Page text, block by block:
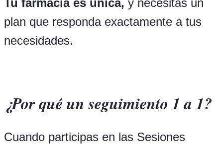
plan que responda exactamente a tus
necesidades.
¿Por qué un seguimiento 1 a 1?
Cuando participas en las Sesiones